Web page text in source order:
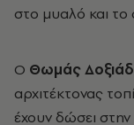
στο μυαλό και
Ο Θωμάς
αρχιτέκτονας
έχουν δώσει